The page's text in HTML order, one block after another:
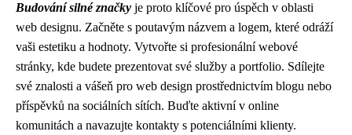
Budování silné značky je proto klíčové pro úspěch v oblasti
web designu. Začněte s poutavým názvem a logem, které odráží
vaši estetiku a hodnoty. Vytvořte si profesionální webové
stránky, kde budete prezentovat své služby a portfolio. Sdílejte
své znalosti a vášeň pro web design prostřednictvím blogu nebo
příspěvků na sociálních sítích. Buďte aktivní v online
komunitách a navazujte kontakty s potenciálními klienty.